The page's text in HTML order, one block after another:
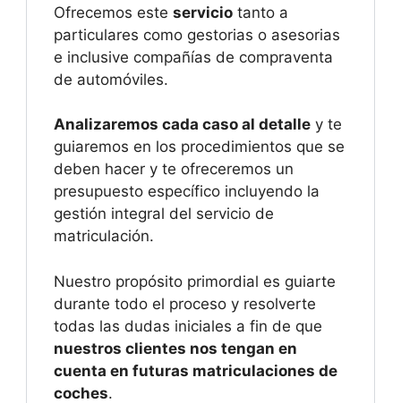
Ofrecemos este servicio tanto a
particulares como gestorias o asesorias
e inclusive compañías de compraventa
de automóviles.
Analizaremos cada caso al detalle y te
guiaremos en los procedimientos que se
deben hacer y te ofreceremos un
presupuesto específico incluyendo la
gestión integral del servicio de
matriculación.
Nuestro propósito primordial es guiarte
durante todo el proceso y resolverte
todas las dudas iniciales a fin de que
nuestros clientes nos tengan en
cuenta en futuras matriculaciones de
coches.